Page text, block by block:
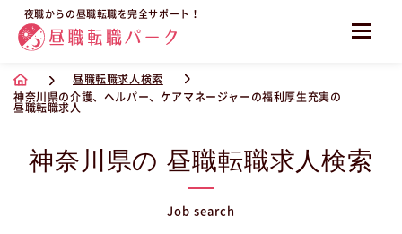
夜職からの昼職転職を完全サポート！
昼職転職求人検索
神奈川県の介護、ヘルパー、ケアマネージャーの福利厚生充実の
昼職転職求人
神奈川県の 昼職転職求人検索
Job search